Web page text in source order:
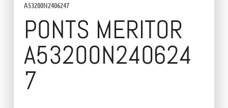
A53200N2406247
PONTS MERITOR
A53200N240624
7